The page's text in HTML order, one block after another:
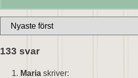
133 svar
Maria skriver: